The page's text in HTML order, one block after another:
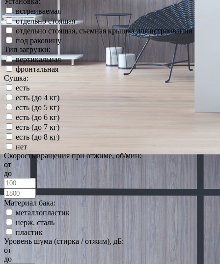
встраиваемая
отдельно стоящая
отдельно стоящая, съемная крышка для встраивания
под раковину
Тип загрузки:
вертикальная
фронтальная
Сушка:
есть
есть (до 4 кг)
есть (до 5 кг)
есть (до 6 кг)
есть (до 7 кг)
есть (до 8 кг)
нет
Скорость вращения при отжиме, об/мин:
от
до
Материал бака:
металлопластик
нерж. сталь
пластик
Уровень шума (стирка / отжим), дБ:
от
до